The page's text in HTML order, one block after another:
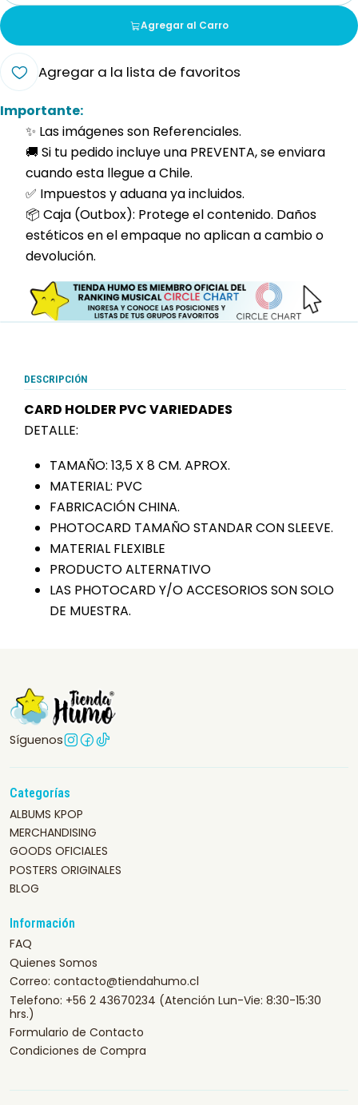
Agregar al Carro
Agregar a la lista de favoritos
Importante:
✨ Las imágenes son Referenciales.
🚚 Si tu pedido incluye una PREVENTA, se enviara
cuando esta llegue a Chile.
✅ Impuestos y aduana ya incluidos.
📦 Caja (Outbox): Protege el contenido. Daños
estéticos en el empaque no aplican a cambio o
devolución.
DESCRIPCIÓN
CARD HOLDER PVC VARIEDADES
DETALLE:
TAMAÑO: 13,5 X 8 CM. APROX.
MATERIAL: PVC
FABRICACIÓN CHINA.
PHOTOCARD TAMAÑO STANDAR CON SLEEVE.
MATERIAL FLEXIBLE
PRODUCTO ALTERNATIVO
LAS PHOTOCARD Y/O ACCESORIOS SON SOLO
DE MUESTRA.
Síguenos
Categorías
ALBUMS KPOP
MERCHANDISING
GOODS OFICIALES
POSTERS ORIGINALES
BLOG
Información
FAQ
Quienes Somos
Correo: contacto@tiendahumo.cl
Telefono: +56 2 43670234 (Atención Lun-Vie: 8:30-15:30
hrs.)
Formulario de Contacto
Condiciones de Compra